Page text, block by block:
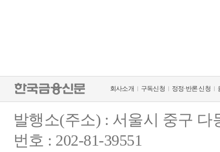
회사소개 구독신청 정정·반론 신청
발행소(주소) : 서울시 중구
번호 : 202-81-39551